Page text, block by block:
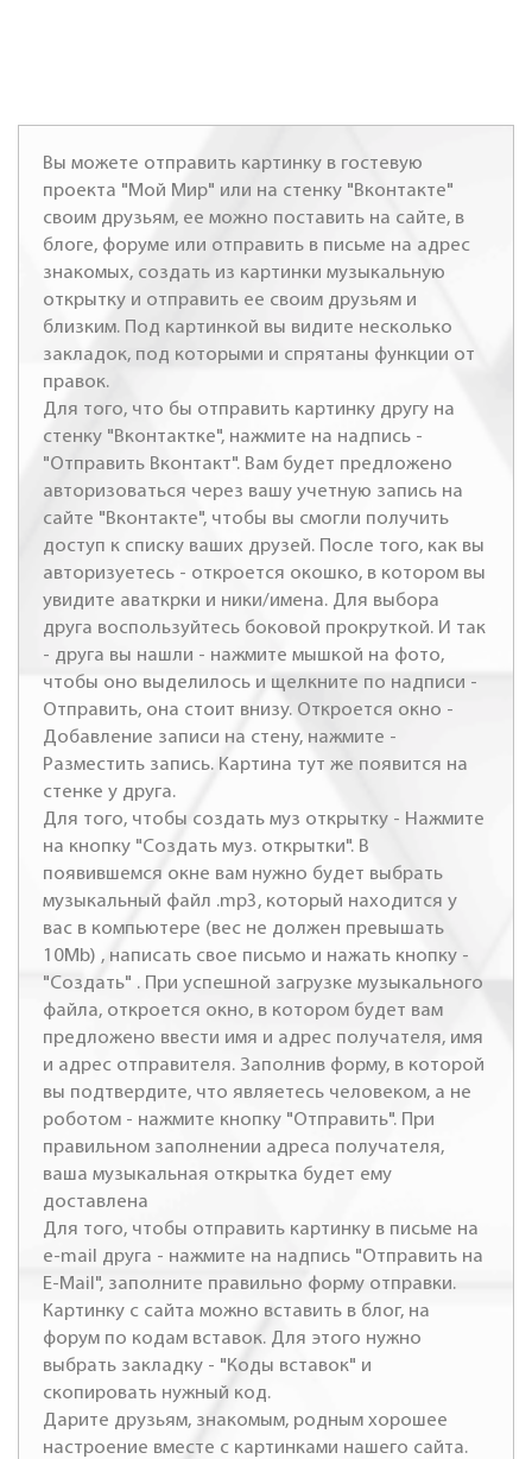
Вы можете отправить картинку в гостевую
проекта "Мой Мир" или на стенку "Вконтакте"
своим друзьям, ее можно поставить на сайте, в
блоге, форуме или отправить в письме на адрес
знакомых, создать из картинки музыкальную
открытку и отправить ее своим друзьям и
близким. Под картинкой вы видите несколько
закладок, под которыми и спрятаны функции от
правок.
Для того, что бы отправить картинку другу на
стенку "Вконтактке", нажмите на надпись -
"Отправить Вконтакт". Вам будет предложено
авторизоваться через вашу учетную запись на
сайте "Вконтакте", чтобы вы смогли получить
доступ к списку ваших друзей. После того, как вы
авторизуетесь - откроется окошко, в котором вы
увидите аваткрки и ники/имена. Для выбора
друга воспользуйтесь боковой прокруткой. И так
- друга вы нашли - нажмите мышкой на фото,
чтобы оно выделилось и щелкните по надписи -
Отправить, она стоит внизу. Откроется окно -
Добавление записи на стену, нажмите -
Разместить запись. Картина тут же появится на
стенке у друга.
Для того, чтобы создать муз открытку - Нажмите
на кнопку "Создать муз. открытки". В
появившемся окне вам нужно будет выбрать
музыкальный файл .mp3, который находится у
вас в компьютере (вес не должен превышать
10Mb) , написать свое письмо и нажать кнопку -
"Создать" . При успешной загрузке музыкального
файла, откроется окно, в котором будет вам
предложено ввести имя и адрес получателя, имя
и адрес отправителя. Заполнив форму, в которой
вы подтвердите, что являетесь человеком, а не
роботом - нажмите кнопку "Отправить". При
правильном заполнении адреса получателя,
ваша музыкальная открытка будет ему
доставлена
Для того, чтобы отправить картинку в письме на
e-mail друга - нажмите на надпись "Отправить на
E-Mail", заполните правильно форму отправки.
Картинку с сайта можно вставить в блог, на
форум по кодам вставок. Для этого нужно
выбрать закладку - "Коды вставок" и
скопировать нужный код.
Дарите друзьям, знакомым, родным хорошее
настроение вместе с картинками нашего сайта.